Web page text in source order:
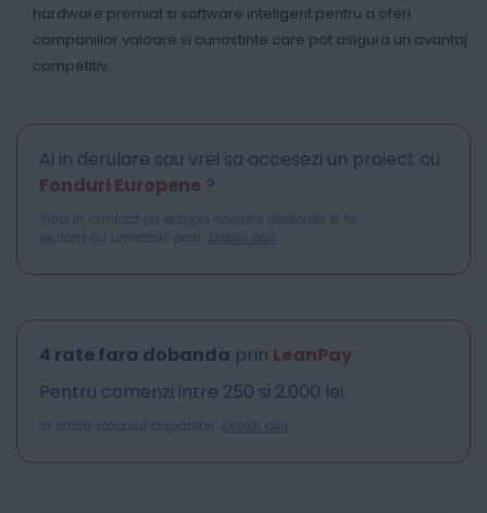
hardware premiat si software inteligent pentru a oferi
companiilor valoare si cunostinte care pot asigura un avantaj
competitiv.
Ai in derulare sau vrei sa accesezi un proiect cu
Fonduri Europene ?
Intra in contact cu echipa noastra dedicata si te
ajutam cu urmatorii pasi. Detalii aici
4 rate fara dobanda prin LeanPay.
Pentru comenzi intre 250 si 2.000 lei.
In limita stocului disponibil. Detalii aici